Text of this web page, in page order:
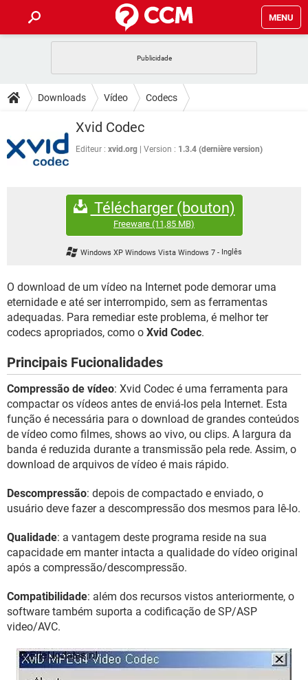
MENU
CELULAR FACEBOOK
INSTAGRAM GMAIL
DICAS
JOGOS WHATSAPP
CELULAR
OUTLOOK
GUIA DE COMPRAS
JOGOS WHATSAPP
EXCEL
GMAIL
FÓRUM
FACEBOOK
EXCEL
GMAIL
WHATSAPP
INSTAGRAM GMAIL
GUIA DE COMPRAS
Downloads Vídeo Codecs
Xvid Codec
Editeur : xvid.org Version : 1.3.4 (dernière version)
Télécharger (bouton)
Freeware (11,85 MB)
Windows XP Windows Vista Windows 7 - Inglês
O download de um vídeo na Internet pode demorar uma
eternidade e até ser interrompido, sem as ferramentas
adequadas. Para remediar este problema, é melhor ter
codecs apropriados, como o Xvid Codec.
Principais Fucionalidades
Compressão de vídeo: Xvid Codec é uma ferramenta para
compactar os vídeos antes de enviá-los pela Internet. Esta
função é necessária para o download de grandes conteúdos
de vídeo como filmes, shows ao vivo, ou clips. A largura da
banda é reduzida durante a transmissão pela rede. Assim, o
download de arquivos de vídeo é mais rápido.
Descompressão: depois de compactado e enviado, o
usuário deve fazer a descompressão dos mesmos para lê-lo.
Qualidade: a vantagem deste programa reside na sua
capacidade em manter intacta a qualidade do vídeo original
após a compressão/descompressão.
Compatibilidade: além dos recursos vistos anteriormente, o
software também suporta a codificação de SP/ASP
video/AVC.